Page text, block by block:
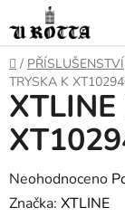
na
obsah
DOMŮ
/ PŘÍSLUŠENSTVÍ
TRYSKA K
Průměrné
hodnocení
Neohodnoceno
Značka: XTLINE